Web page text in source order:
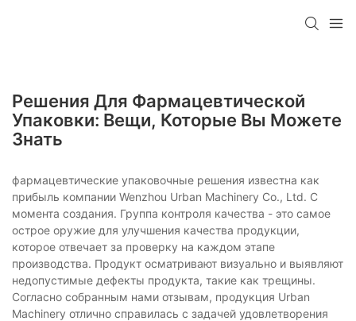
Решения Для Фармацевтической
Упаковки: Вещи, Которые Вы Можете
Знать
фармацевтические упаковочные решения известна как
прибыль компании Wenzhou Urban Machinery Co., Ltd. С
момента создания. Группа контроля качества - это самое
острое оружие для улучшения качества продукции,
которое отвечает за проверку на каждом этапе
производства. Продукт осматривают визуально и выявляют
недопустимые дефекты продукта, такие как трещины.
Согласно собранным нами отзывам, продукция Urban
Machinery отлично справилась с задачей удовлетворения